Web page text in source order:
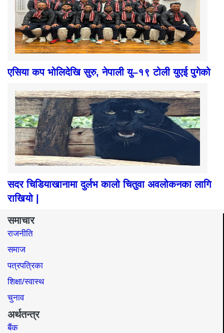
एसिया कप भोलिदेखि सुरु, नेपाली यु–१९ टोली युएई पुगेको
सदर चिडियाखानामा दुर्लभ कालो चितुवा अवलोकनका लागि
राखियो |
समाचार
राजनीति
समाज​
पत्रपत्रिका
शिक्षा/स्वास्थ
चुनाव
अर्थतन्त्र
बैंक